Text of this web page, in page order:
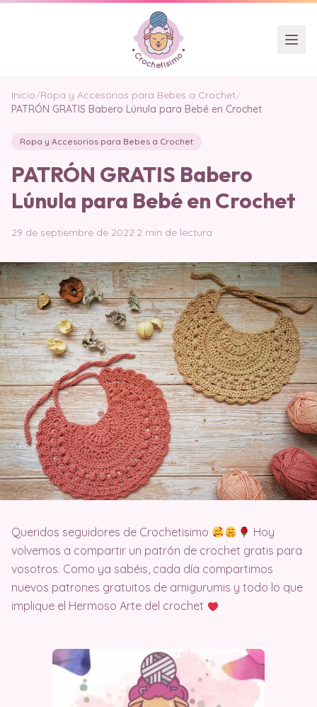
Inicio/Ropa y Accesorios para Bebes a Crochet/
PATRÓN GRATIS Babero Lúnula para Bebé en Crochet
Ropa y Accesorios para Bebes a Crochet
PATRÓN GRATIS Babero
Lúnula para Bebé en Crochet
29 de septiembre de 2022·2 min de lectura
Queridos seguidores de Crochetisimo
Hoy
volvemos a compartir un patrón de crochet gratis para
vosotros. Como ya sabéis, cada día compartimos
nuevos patrones gratuitos de amigurumis y todo lo que
implique el Hermoso Arte del crochet